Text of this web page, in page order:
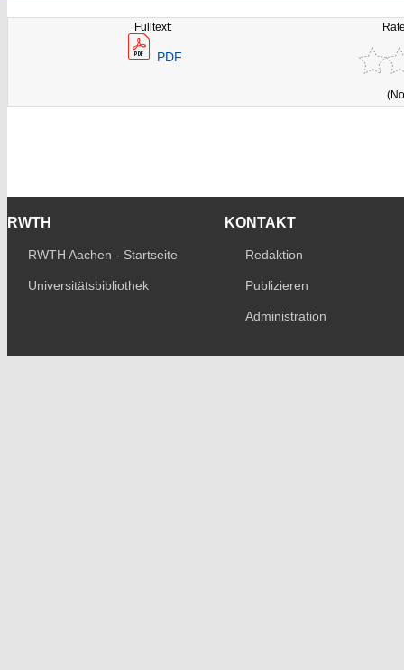
Fulltext:
PDF
RWTH
RWTH Aachen - Startseite
Universitätsbibliothek
KONTAKT
Redaktion
Publizieren
Administration